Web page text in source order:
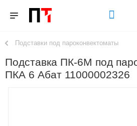
Подставки под пароконвектоматы
Подставка ПК-6М под
ПКА 6 Абат 11000002326